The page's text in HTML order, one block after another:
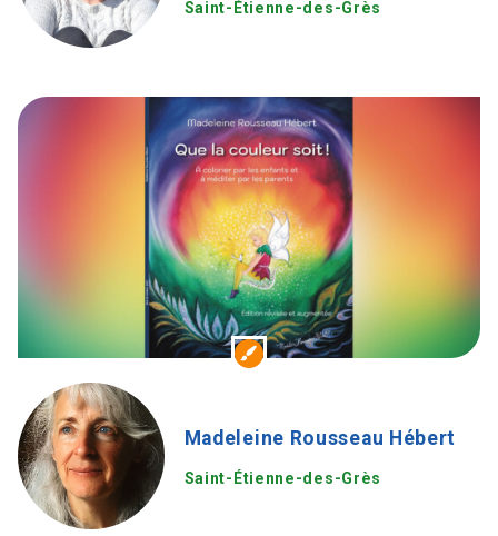
Saint-Étienne-des-Grès
Madeleine Rousseau Hébert
Saint-Étienne-des-Grès